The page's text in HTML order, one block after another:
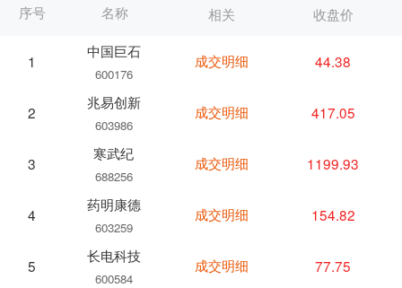
序号 名称
1
中国巨石
600176
2
兆易创新
603986
3
寒武纪
688256
4
药明康德
603259
5
长电科技
600584
相关 收盘价
成交明细 44.38
成交明细 417.05
成交明细 1199.93
成交明细 154.82
成交明细 77.75